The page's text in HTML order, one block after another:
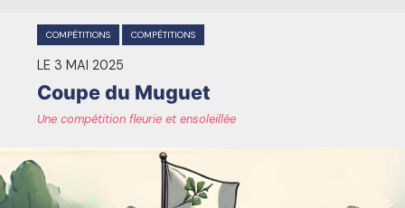
COMPÉTITIONS COMPÉTITIONS
LE 3 MAI 2025
Coupe du Muguet
Une compétition fleurie et ensoleillée